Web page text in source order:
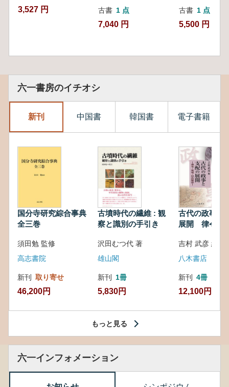
3,527 円 古書 1 点
7,040 円
古書 1 点
5,500 円
六一書房のイチオシ
新刊 中国書 韓国書 電子書籍
国分寺研究綜合事典
全三巻
須田勉 監修
高志書院
新刊 取り寄せ
46,200円
古墳時代の繊維 : 観
察と識別の手引き
沢田むつ代 著
雄山閣
新刊 1冊
5,830円
古代の政事と
展開 律令・
吉村 武彦 編集
八木書店
新刊 4冊
12,100円
もっと見る
六一インフォメーション